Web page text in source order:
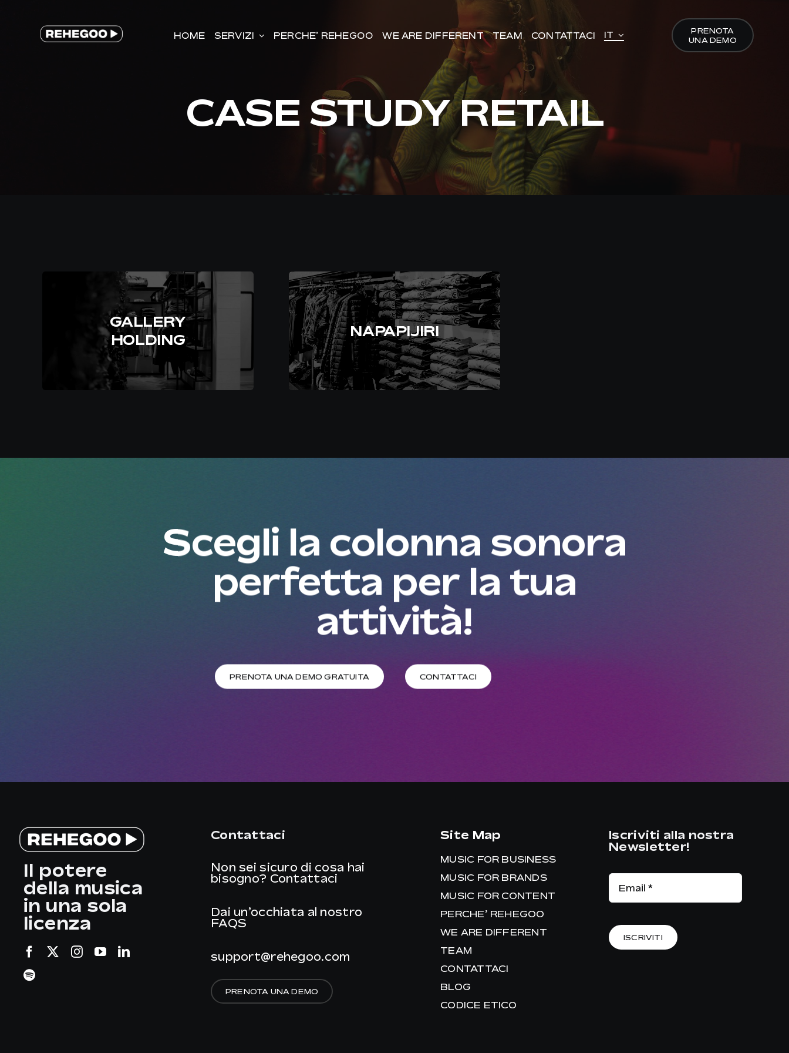
contenuto
HOME SERVIZI PERCHE’ REHEGOO WE ARE DIFFERENT TEAM CONTATTACI IT
PRENOTA
UNA DEMO
HOME SERVIZI PERCHE’ REHEGOO WE ARE DIFFERENT TEAM CONTATTACI IT
PRENOTA
UNA DEMO
CASE STUDY RETAIL
GALLERY
HOLDING
NAPAPIJIRI
Scegli la colonna sonora
perfetta per la tua
attività!
PRENOTA UNA DEMO GRATUITA CONTATTACI
Il potere
della musica
in una sola
licenza
Contattaci
Non sei sicuro di cosa hai
bisogno? Contattaci
Dai un’occhiata al nostro
FAQS
support@rehegoo.com
PRENOTA UNA DEMO
Site Map
MUSIC FOR BUSINESS
MUSIC FOR BRANDS
MUSIC FOR CONTENT
PERCHE’ REHEGOO
WE ARE DIFFERENT
TEAM
CONTATTACI
BLOG
CODICE ETICO
Iscriviti alla nostra
Newsletter!
ISCRIVITI